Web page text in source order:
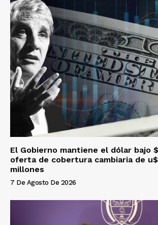
El Gobierno mantiene el dólar bajo
oferta de cobertura cambiaria de
millones
7 De Agosto De 2026